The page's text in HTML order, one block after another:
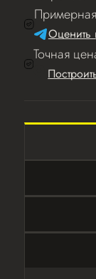
Оценить
Точная